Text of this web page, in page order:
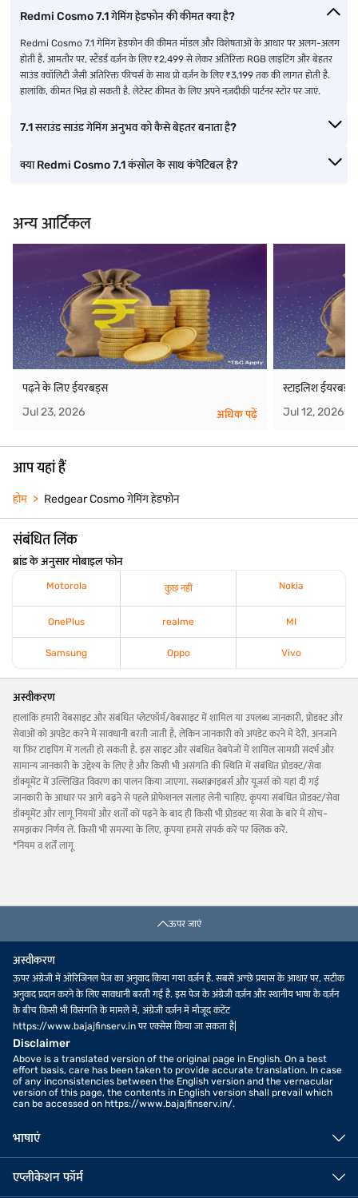
Redmi Cosmo 7.1 गेमिंग हेडफोन की कीमत क्या है?
Redmi Cosmo 7.1 गेमिंग हेडफोन की कीमत मॉडल और विशेषताओं के आधार पर अलग-अलग
होती है. आमतौर पर, स्टैंडर्ड वर्ज़न के लिए ₹2,499 से लेकर अतिरिक्त RGB लाइटिंग और बेहतर
साउंड क्वॉलिटी जैसी अतिरिक्त फीचर्स के साथ प्रो वर्ज़न के लिए ₹3,199 तक की लागत होती है.
हालांकि, कीमत भिन्न हो सकती है. लेटेस्ट कीमत के लिए अपने नज़दीकी पार्टनर स्टोर पर जाएं.
7.1 सराउंड साउंड गेमिंग अनुभव को कैसे बेहतर बनाता है?
क्या Redmi Cosmo 7.1 कंसोल के साथ कंपेटिबल है?
अन्य आर्टिकल
पढ़ने के लिए ईयरबड्स
Jul 23, 2026
अधिक पढ़ें
स्टाइलिश ईयरबड्स
Jul 12, 2026
आप यहां हैं
होम Redgear Cosmo गेमिंग हेडफोन
संबंधित लिंक
ब्रांड के अनुसार मोबाइल फोन
Motorola कुछ नहीं Nokia
OnePlus realme MI
Samsung Oppo Vivo
अस्वीकरण
हालांकि हमारी वेबसाइट और संबंधित प्लेटफॉर्म/वेबसाइट में शामिल या उपलब्ध जानकारी, प्रोडक्ट और
सेवाओं को अपडेट करने में सावधानी बरती जाती है, लेकिन जानकारी को अपडेट करने में देरी, अनजाने
या फिर टाइपिंग में गलती हो सकती है. इस साइट और संबंधित वेबपेजों में शामिल सामग्री संदर्भ और
सामान्य जानकारी के उद्देश्य के लिए है और किसी भी असंगति की स्थिति में संबंधित प्रोडक्ट/सेवा
डॉक्यूमेंट में उल्लिखित विवरण का पालन किया जाएगा. सब्सक्राइबर्स और यूज़र्स को यहां दी गई
जानकारी के आधार पर आगे बढ़ने से पहले प्रोफेशनल सलाह लेनी चाहिए. कृपया संबंधित प्रोडक्ट/सेवा
डॉक्यूमेंट और लागू नियमों और शर्तों को पढ़ने के बाद ही किसी भी प्रोडक्ट या सेवा के बारे में सोच-
समझकर निर्णय लें. किसी भी समस्या के लिए, कृपया हमसे संपर्क करें पर क्लिक करें.
*नियम व शर्तें लागू
ऊपर जाएं
अस्वीकरण
ऊपर अंग्रेजी में ओरिजिनल पेज का अनुवाद किया गया वर्ज़न है. सबसे अच्छे प्रयास के आधार पर, सटीक
अनुवाद प्रदान करने के लिए सावधानी बरती गई है. इस पेज के अंग्रेजी वर्ज़न और स्थानीय भाषा के वर्ज़न
के बीच किसी भी विसंगति के मामले में, अंग्रेजी वर्ज़न में मौजूद कंटेंट
https://www.bajajfinserv.in पर एक्सेस किया जा सकता है|
Disclaimer
Above is a translated version of the original page in English. On a best
effort basis, care has been taken to provide accurate translation. In case
of any inconsistencies between the English version and the vernacular
version of this page, the contents in English version shall prevail which
can be accessed on https://www.bajajfinserv.in/.
भाषाएं
एप्लीकेशन फॉर्म